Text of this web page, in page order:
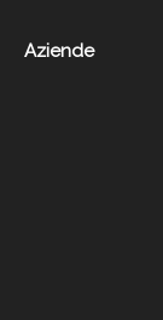
Aziende